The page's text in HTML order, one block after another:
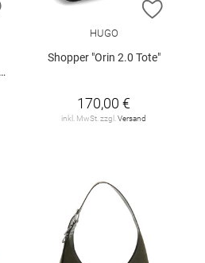
ZUR WUNSCHLISTE HINZUFÜGEN
ZUR
HUGO
Shopper "Orin 2.0 Tote"
170,00 €
inkl. MwSt. zzgl. Versand